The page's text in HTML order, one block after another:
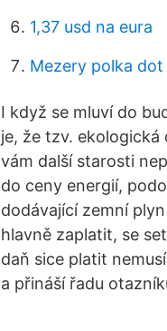
1,37 usd na eura
Mezery polka
I když se mluví do
je, že tzv.
vám další starosti
do ceny energií,
dodávající zemní
hlavně zaplatit, se
daň sice platit
a přináší řadu